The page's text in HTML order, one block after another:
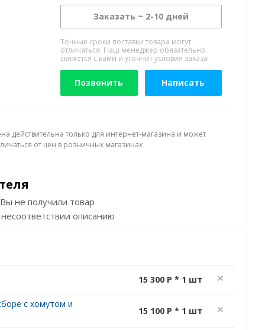
Заказать ~ 2-10 дней
Точные сроки поставки товара могут
отличаться. Наш менеджер обязательно
свяжется с вами и уточнит условия заказа
Позвонить Написать
действительна только для интернет-магазина и может
от цен в розничных магазинах
не получили товар
описанию
15 300 P * 1 шт
с хомутом и
15 100 P * 1 шт